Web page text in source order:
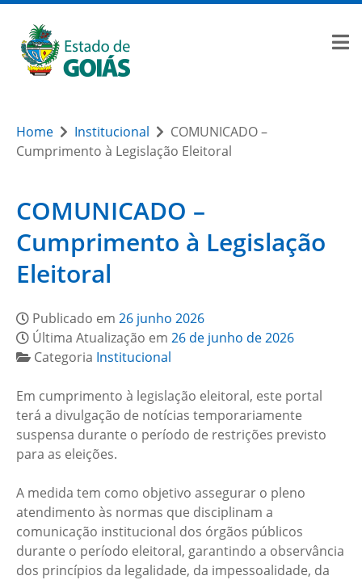
Home Institucional
COMUNICADO –
Cumprimento à Legislação Eleitoral
COMUNICADO –
Cumprimento à Legislação
Eleitoral
Publicado em 26 junho 2026
Última Atualização em 26 de junho de 2026
Categoria Institucional
Em cumprimento à legislação eleitoral, este portal
terá a divulgação de notícias temporariamente
suspensa durante o período de restrições previsto
para as eleições.
A medida tem como objetivo assegurar o pleno
atendimento às normas que disciplinam a
comunicação institucional dos órgãos públicos
durante o período eleitoral, garantindo a observância
dos princípios da legalidade, da impessoalidade, da